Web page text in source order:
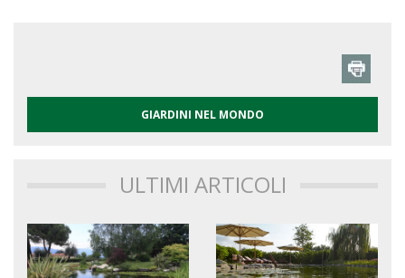
GIARDINI NEL MONDO
ULTIMI ARTICOLI